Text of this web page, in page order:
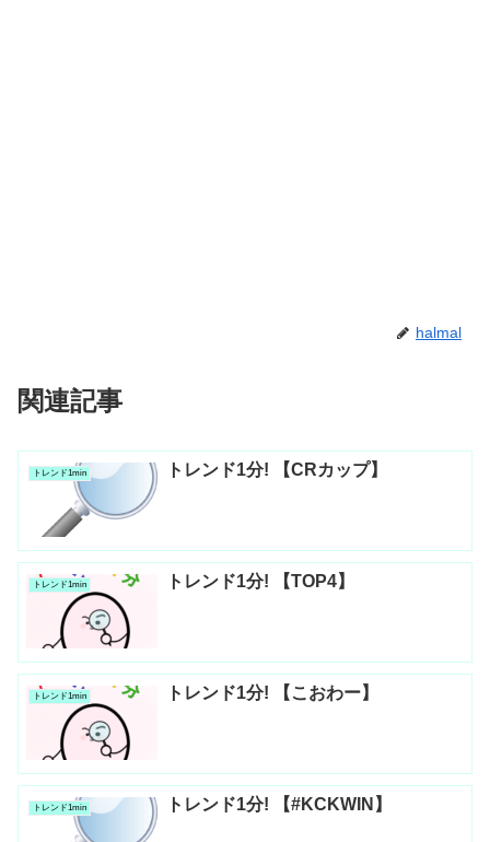
halmal
関連記事
トレンド1min トレンド1分! 【CRカップ】
トレンド1min トレンド1分! 【TOP4】
トレンド1min トレンド1分! 【こおわー】
トレンド1min トレンド1分! 【#KCKWIN】